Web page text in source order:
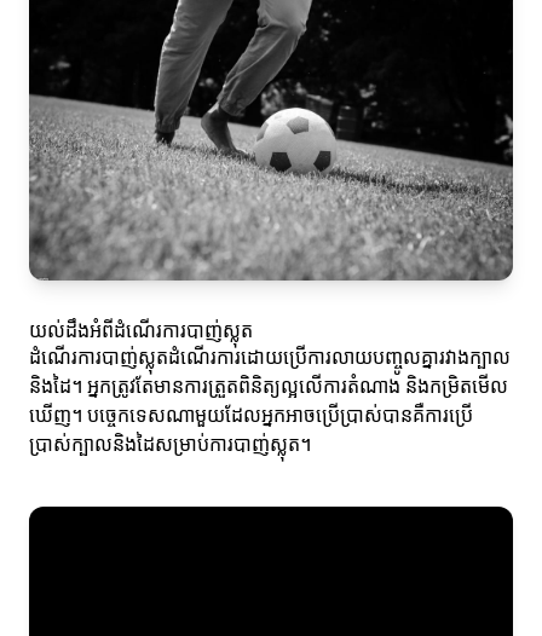
យល់ដឹងអំពីដំណើរការបាញ់ស្លុត
ដំណើរការបាញ់ស្លុតដំណើរការដោយប្រើការលាយបញ្ចូលគ្នារវាងក្បាល
និងដៃ។ អ្នកត្រូវតែមានការត្រួតពិនិត្យល្អលើការតំណាង និងកម្រិតមើល
ឃើញ។ បច្ចេកទេសណាមួយដែលអ្នកអាចប្រើប្រាស់បានគឺការប្រើ
ប្រាស់ក្បាលនិងដៃសម្រាប់ការបាញ់ស្លុត។